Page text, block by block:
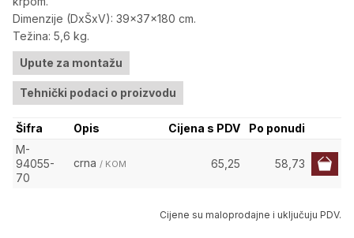
Dimenzije (DxŠxV): 39x37x180 cm.
Težina: 5,6 kg.
Upute za montažu
Tehnički podaci o proizvodu
Šifra Opis Cijena s PDV
Po ponudi
M-
94055-
70
crna / KOM 65,25 58,73
Cijene su maloprodajne i uključuju PDV.